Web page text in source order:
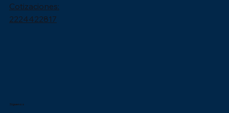
Cotizaciones:
2224422817
Síguenos